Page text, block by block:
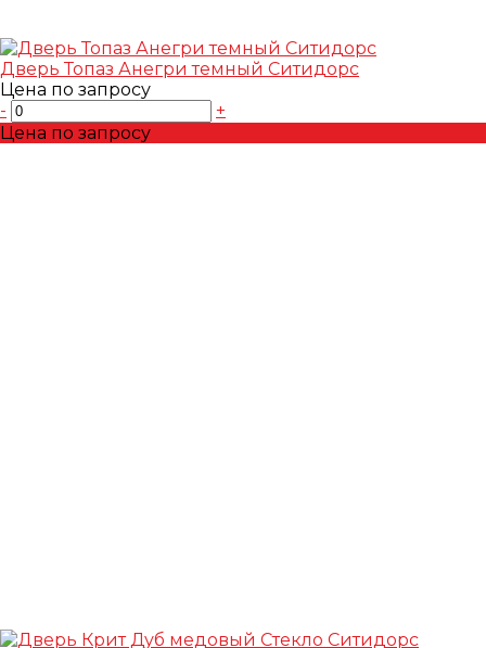
Дверь Топаз Анегри темный Ситидорс
Цена по запросу
-
+
Цена по запросу